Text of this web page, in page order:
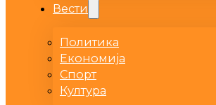
Вести
Политика
Економија
Спорт
Култура